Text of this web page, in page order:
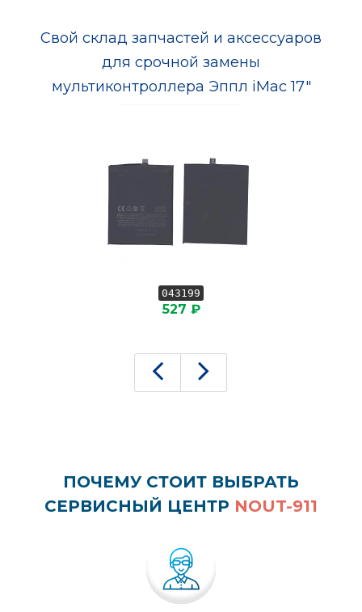
Свой склад запчастей и аксессуаров
для срочной замены
мультиконтроллера Эппл iMac 17"
043199
527 ₽
ПОЧЕМУ СТОИТ ВЫБРАТЬ
СЕРВИСНЫЙ ЦЕНТР NOUT-911